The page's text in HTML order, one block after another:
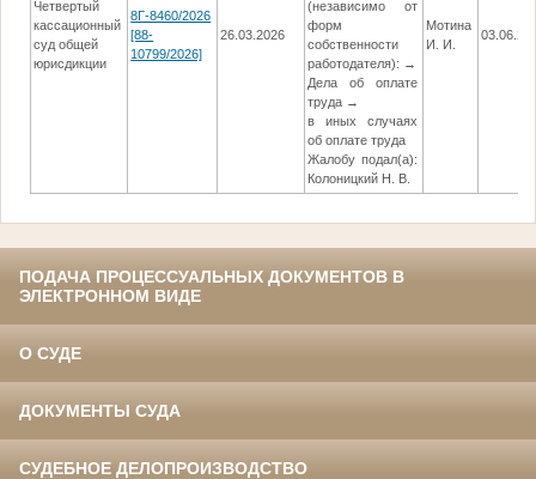
Четвертый
кассационный
суд общей
юрисдикции
8Г-8460/2026
[88-
10799/2026]
26.03.2026
(независимо от
форм
собственности
работодателя): →
Дела об оплате
труда →
в иных случаях
об оплате труда
Жалобу подал(а):
Колоницкий Н. В.
Мотина
И. И.
ПОДАЧА ПРОЦЕССУАЛЬНЫХ ДОКУМЕНТОВ В
ЭЛЕКТРОННОМ ВИДЕ
О СУДЕ
ДОКУМЕНТЫ СУДА
СУДЕБНОЕ ДЕЛОПРОИЗВОДСТВО